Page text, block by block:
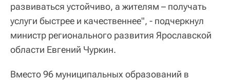
развиваться устойчиво, а жителям – получать
услуги быстрее и качественнее", - подчеркнул
министр регионального развития Ярославской
области Евгений Чуркин.
Вместо 96 муниципальных образований в